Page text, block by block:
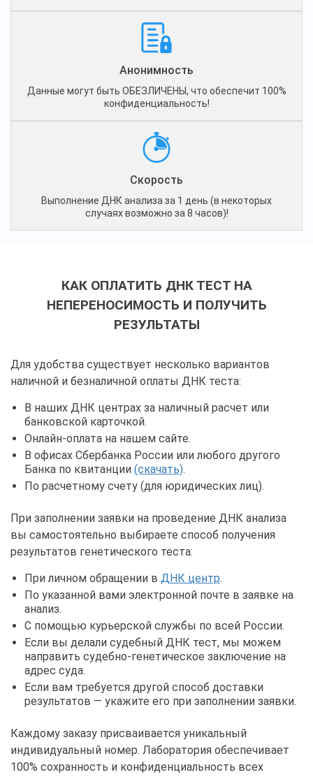
Анонимность
Данные могут быть ОБЕЗЛИЧЕНЫ, что обеспечит 100%
конфиденциальность!
Скорость
Выполнение ДНК анализа за 1 день (в некоторых
случаях возможно за 8 часов)!
КАК ОПЛАТИТЬ ДНК ТЕСТ НА
НЕПЕРЕНОСИМОСТЬ И ПОЛУЧИТЬ
РЕЗУЛЬТАТЫ
Для удобства существует несколько вариантов
наличной и безналичной оплаты ДНК теста:
В наших ДНК центрах за наличный расчет или
банковской карточкой.
Онлайн-оплата на нашем сайте.
В офисах Сбербанка России или любого другого
Банка по квитанции (скачать).
По расчетному счету (для юридических лиц).
При заполнении заявки на проведение ДНК анализа
вы самостоятельно выбираете способ получения
результатов генетического теста:
При личном обращении в ДНК центр.
По указанной вами электронной почте в заявке на
анализ.
С помощью курьерской службы по всей России.
Если вы делали судебный ДНК тест, мы можем
направить судебно-генетическое заключение на
адрес суда.
Если вам требуется другой способ доставки
результатов — укажите его при заполнении заявки.
Каждому заказу присваивается уникальный
индивидуальный номер. Лаборатория обеспечивает
100% сохранность и конфиденциальность всех